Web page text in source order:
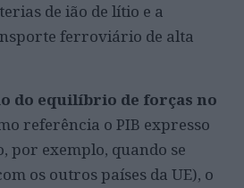
de ião de lítio e a
ferroviário de alta
do equilíbrio de forças no
referência o PIB expresso
por exemplo, quando se
os outros países da UE), o